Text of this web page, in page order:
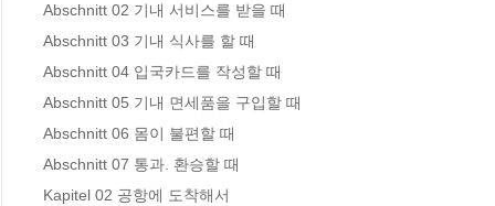
Abschnitt 02 기내 서비스를 받을 때
Abschnitt 03 기내 식사를 할 때
Abschnitt 04 입국카드를 작성할 때
Abschnitt 05 기내 면세품을 구입할 때
Abschnitt 06 몸이 불편할 때
Abschnitt 07 통과. 환승할 때
Kapitel 02 공항에 도착해서